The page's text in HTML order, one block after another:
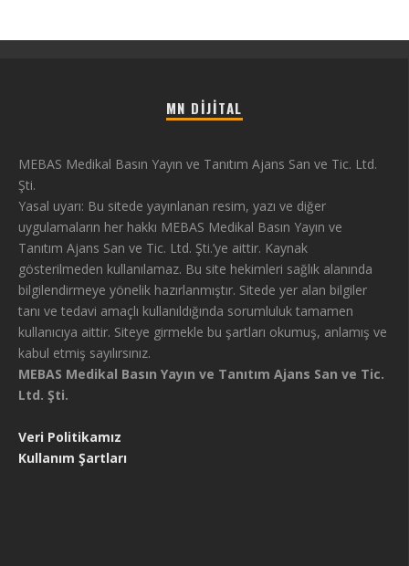
MN DIJITAL
MEBAS Medikal Basın Yayın ve Tanıtım Ajans San ve Tic. Ltd.
Şti.
Yasal uyarı: Bu sitede yayınlanan resim, yazı ve diğer
uygulamaların her hakkı MEBAS Medikal Basın Yayın ve
Tanıtım Ajans San ve Tic. Ltd. Şti.’ye aittir. Kaynak
gösterilmeden kullanılamaz. Bu site hekimleri sağlık alanında
bilgilendirmeye yönelik hazırlanmıştır. Sitede yer alan bilgiler
tanı ve tedavi amaçlı kullanıldığında sorumluluk tamamen
kullanıcıya aittir. Siteye girmekle bu şartları okumuş, anlamış ve
kabul etmiş sayılırsınız.
MEBAS Medikal Basın Yayın ve Tanıtım Ajans San ve Tic.
Ltd. Şti.
Veri Politikamız
Kullanım Şartları